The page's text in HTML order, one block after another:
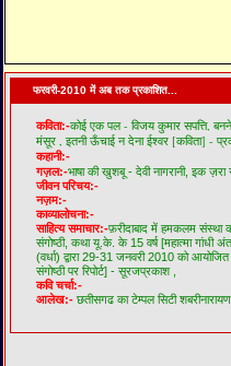
फरवरी-2010 में अब तक प्रकाशित...
कविता:-कोई एक पल - विजय कुमार सपत्ति,
मंसूर , इतनी ऊँचाई न देना ईश्वर [कविता] -
कहानी:-
गज़ल:-भाषा की खुशबू - देवी नागरानी, इक ज़रा
जीवन परिचय:-
नज़म:-
काव्यालोचना:-
साहित्य समाचार:-फ़रीदाबाद में हमकलम संस्था
संगोष्ठी, कथा यू.के. के 15 वर्ष [महात्मा गांधी
(वर्धा) द्वारा 29-31 जनवरी 2010 को आयोजित
संगोष्ठी पर रिपोर्ट] - सूरजप्रकाश ,
कवि चर्चा:-
आलेख:- छतीसगढ का टेम्पल सिटी